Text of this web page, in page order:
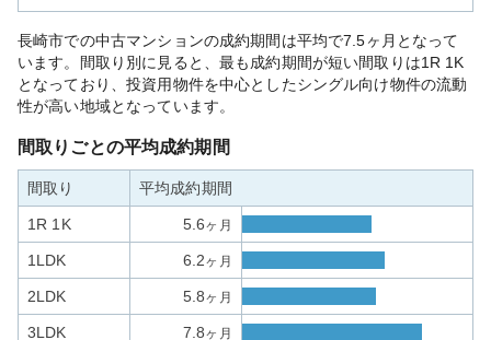
長崎市での中古マンションの成約期間は平均で7.5ヶ月となって
います。間取り別に見ると、最も成約期間が短い間取りは1R 1K
となっており、投資用物件を中心としたシングル向け物件の流動
性が高い地域となっています。
間取りごとの平均成約期間
間取り 平均成約期間
1R 1K 5.6ヶ月
1LDK 6.2ヶ月
2LDK 5.8ヶ月
3LDK 7.8ヶ月